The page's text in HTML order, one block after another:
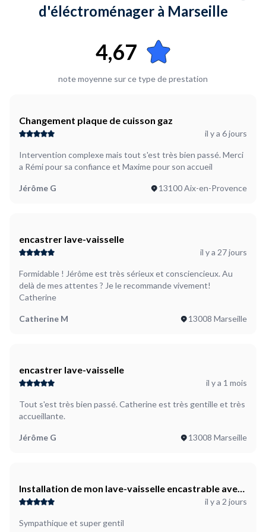
Le lave vaisselle est mal encastré, il faut revoir le réglage des
d'éléctroménager à Marseille
4,67
note moyenne sur ce type de prestation
Changement plaque de cuisson gaz
il y a 6 jours
Intervention complexe mais tout s'est très bien passé. Merci
a Rémi pour sa confiance et Maxime pour son accueil
Jérôme G 13100 Aix-en-Provence
encastrer lave-vaisselle
il y a 27 jours
Formidable ! Jérôme est très sérieux et consciencieux. Au
delà de mes attentes ? Je le recommande vivement!
Catherine
Catherine M 13008 Marseille
encastrer lave-vaisselle
il y a 1 mois
Tout s'est très bien passé. Catherine est très gentille et très
accueillante.
Jérôme G 13008 Marseille
Installation de mon lave-vaisselle encastrable avec
porte IKEA
il y a 2 jours
Sympathique et super gentil